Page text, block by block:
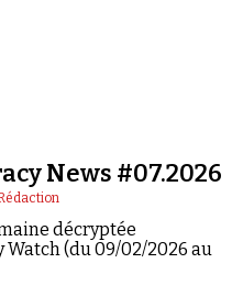
News #07.2026
décryptée
Watch (du 09/02/2026 au